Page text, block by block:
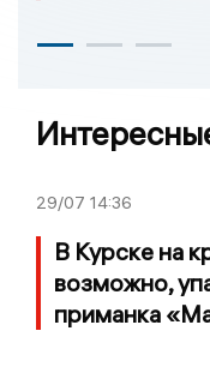
29/07 14:36
В Курске на
возможно,
приманка